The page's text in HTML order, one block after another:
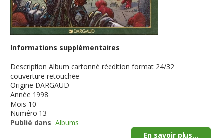
Informations supplémentaires
Description Album cartonné réédition format 24/32
couverture retouchée
Origine DARGAUD
Année 1998
Mois 10
Numéro 13
Publié dans Albums
En savoir plus...